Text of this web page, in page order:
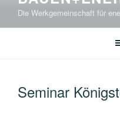
Die Werkgemeinschaft für
Seminar